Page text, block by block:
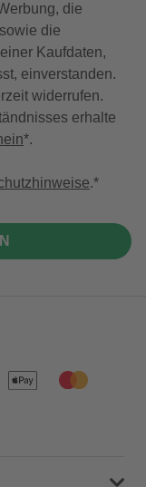
die
die
Kaufdaten,
einverstanden.
widerrufen.
erhalte
*.
.